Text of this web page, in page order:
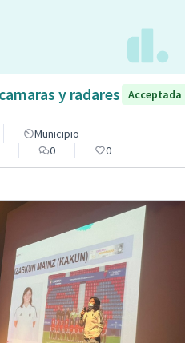
y radares Acceptada
Municipio
0 0